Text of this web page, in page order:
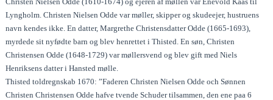
Lyngholm. Christen Nielsen Odde var møller, skipper og skudeejer, hustruens
navn kendes ikke. En datter, Margrethe Christensdatter Odde (1665-1693),
myrdede sit nyfødte barn og blev henrettet i Thisted. En søn, Christen
Christensen Odde (1648-1729) var møllersvend og blev gift med Niels
Henriksens datter i Hansted mølle.
Thisted toldregnskab 1670: ”Faderen Christen Nielsen Odde och Sønnen
Christen Christensen Odde hafve tvende Schuder tilsammen, den ene paa 6